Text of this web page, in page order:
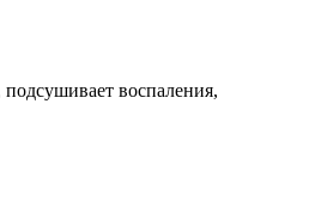
воспаления,